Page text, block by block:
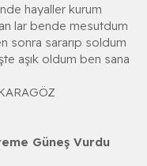
hayaller kurum
lar bende mesutdum
sonra sararıp soldum
aşık oldum ben sana
Güneş Vurdu